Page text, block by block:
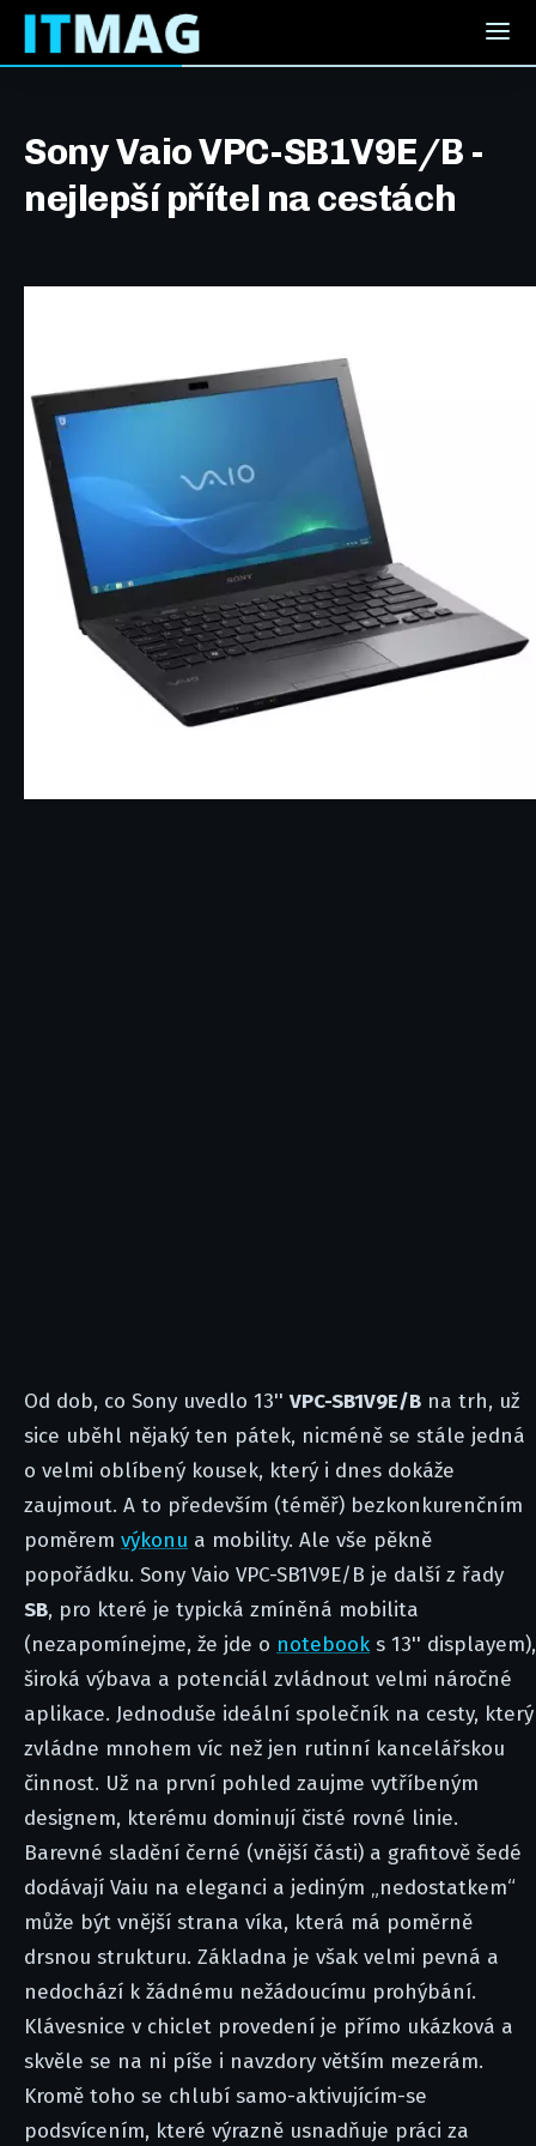
Sony Vaio VPC-SB1V9E/B -
nejlepší přítel na cestách
Od dob, co Sony uvedlo 13'' VPC-SB1V9E/B na trh, už
sice uběhl nějaký ten pátek, nicméně se stále jedná
o velmi oblíbený kousek, který i dnes dokáže
zaujmout. A to především (téměř) bezkonkurenčním
poměrem výkonu a mobility. Ale vše pěkně
popořádku. Sony Vaio VPC-SB1V9E/B je další z řady
SB, pro které je typická zmíněná mobilita
(nezapomínejme, že jde o notebook s 13'' displayem),
široká výbava a potenciál zvládnout velmi náročné
aplikace. Jednoduše ideální společník na cesty, který
zvládne mnohem víc než jen rutinní kancelářskou
činnost. Už na první pohled zaujme vytříbeným
designem, kterému dominují čisté rovné linie.
Barevné sladění černé (vnější části) a grafitově šedé
dodávají Vaiu na eleganci a jediným „nedostatkem“
může být vnější strana víka, která má poměrně
drsnou strukturu. Základna je však velmi pevná a
nedochází k žádnému nežádoucímu prohýbání.
Klávesnice v chiclet provedení je přímo ukázková a
skvěle se na ni píše i navzdory větším mezerám.
Kromě toho se chlubí samo-aktivujícím-se
podsvícením, které výrazně usnadňuje práci za